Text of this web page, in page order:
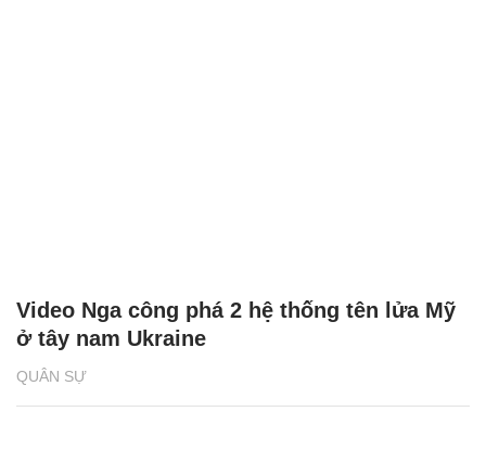
QUÂN SỰ
Video Nga công phá 2 hệ thống tên lửa Mỹ
ở tây nam Ukraine